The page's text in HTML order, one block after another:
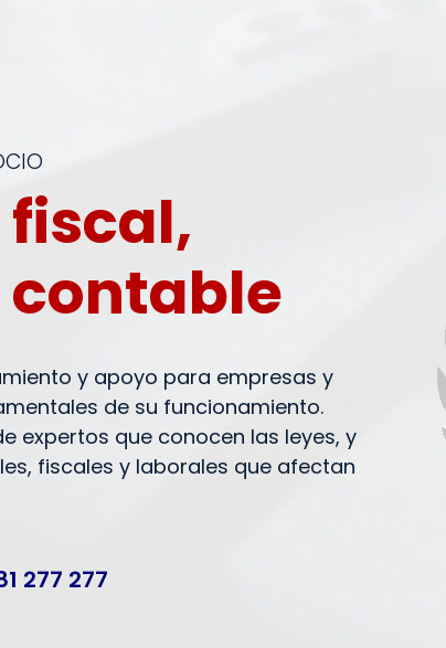
fiscal,
y apoyo para empresas y
de su funcionamiento.
expertos que conocen las leyes, y
fiscales y laborales que afectan
277 277